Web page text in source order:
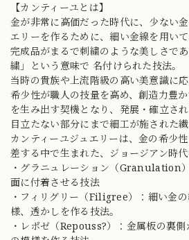
【カンティーユとは】
金が非常に高価だった時代に、少ない
エリーを作るために、細い金線を用い
完成品がまるで刺繍のような美しさで
繍」という意味で 名付けられた技法。
当時の貴族や上流階級の高い美意識に
希少性が職人の技量を高め、創造力豊
を生み出す契機となり、発展・確立され
目立たない部分にまで細工が施された
カンティーユジュエリーは、金の希少
差する中で生まれた、ジョージアン時代
・グラニュレーション（Granulation
面に付着させる技法
・フィリグリー（Filigree）：細い金
様、透かしを作る技法。
・レポゼ（Repouss?）：金属板の裏